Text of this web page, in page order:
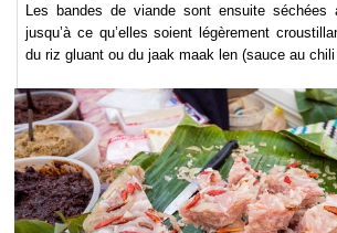
Les bandes de viande sont ensuite séchées
jusqu’à ce qu’elles soient légèrement
du riz gluant ou du jaak maak len (sauce au